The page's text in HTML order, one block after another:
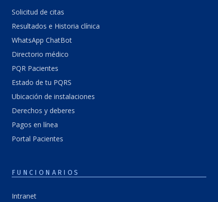
Solicitud de citas
Resultados e Historia clínica
WhatsApp ChatBot
Directorio médico
PQR Pacientes
Estado de tu PQRS
Ubicación de instalaciones
Derechos y deberes
Pagos en línea
Portal Pacientes
FUNCIONARIOS
Intranet